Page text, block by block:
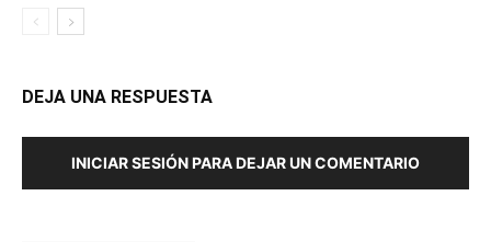
DEJA UNA RESPUESTA
INICIAR SESIÓN PARA DEJAR UN COMENTARIO